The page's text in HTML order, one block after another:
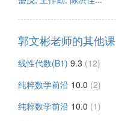
郭文彬老师的其他课
线性代数(B1) 9.3 (12)
纯粹数学前沿 10.0 (2)
纯粹数学前沿 10.0 (1)